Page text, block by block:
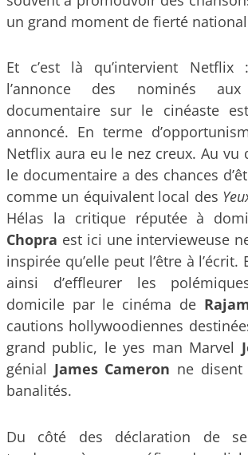
un grand moment de fierté
Et c’est là qu’intervient
l’annonce des nominés
documentaire sur le cinéaste
annoncé. En terme
Netflix aura eu le nez creux. Au vu
le documentaire a des chances
comme un équivalent local des
Hélas la critique réputée à
Chopra est ici une intervieweuse
inspirée qu’elle peut l’être à
ainsi d’effleurer les
domicile par le cinéma de
cautions hollywoodiennes
grand public, le yes man Marvel
génial James Cameron ne disent
banalités.
Du côté des déclaration de